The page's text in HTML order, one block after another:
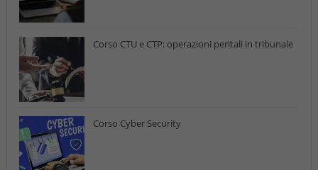
Corso CTU e CTP: operazioni peritali in tribunale
Corso Cyber Security